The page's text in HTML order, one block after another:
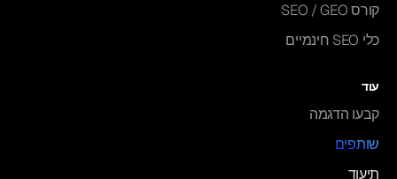
קורס SEO / GEO
כלי SEO חינמיים
עוד
קבעו הדגמה
שותפים
תיעוד